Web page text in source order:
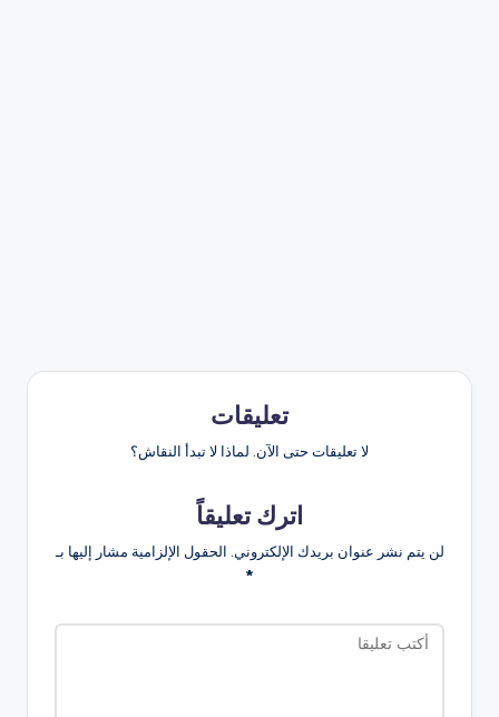
تعليقات
لا تعليقات حتى الآن. لماذا لا تبدأ النقاش؟
اترك تعليقاً
لن يتم نشر عنوان بريدك الإلكتروني. الحقول الإلزامية مشار إليها بـ
*